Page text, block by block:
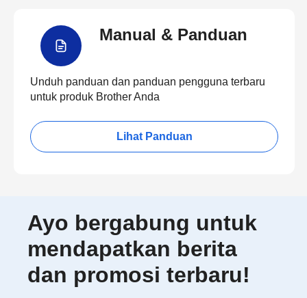
Manual & Panduan
Unduh panduan dan panduan pengguna terbaru
untuk produk Brother Anda
Lihat Panduan
Ayo bergabung untuk
mendapatkan berita
dan promosi terbaru!